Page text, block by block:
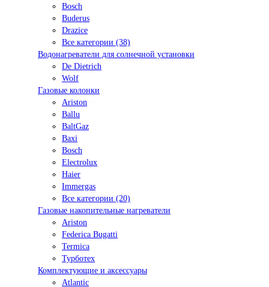
Bosch
Buderus
Drazice
Все категории (38)
Водонагреватели для солнечной установки
De Dietrich
Wolf
Газовые колонки
Ariston
Ballu
BaltGaz
Baxi
Bosсh
Electrolux
Haier
Immergas
Все категории (20)
Газовые накопительные нагреватели
Ariston
Federica Bugatti
Termica
Турботех
Комплектующие и аксессуары
Atlantic